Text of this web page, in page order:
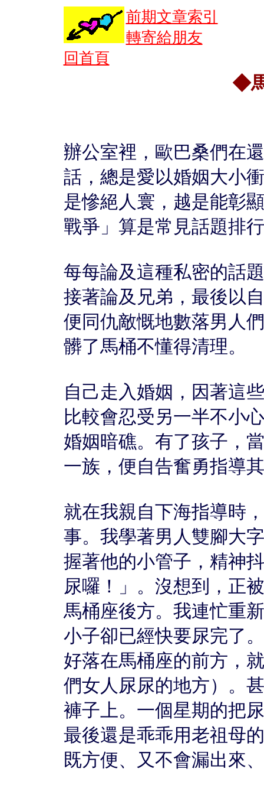
前期文章索引
轉寄給朋友
回首頁
◆
辦公室裡，歐巴桑們在
話，總是愛以婚姻大小
是慘絕人寰，越是能彰
戰爭」算是常見話題排
每每論及這種私密的話
接著論及兄弟，最後以
便同仇敵慨地數落男人
髒了馬桶不懂得清理。
自己走入婚姻，因著這
比較會忍受另一半不小
婚姻暗礁。有了孩子，
一族，便自告奮勇指導
就在我親自下海指導時
事。我學著男人雙腳大
握著他的小管子，精神
尿囉！」。沒想到，正
馬桶座後方。我連忙重
小子卻已經快要尿完了
好落在馬桶座的前方，
們女人尿尿的地方）。
褲子上。一個星期的把
最後還是乖乖用老祖母
既方便、又不會漏出來